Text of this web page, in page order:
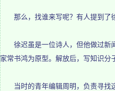
那么，找谁来写呢？有人提到了徐
徐迟虽是一位诗人，但他做过新闻
家常书鸿为原型。解放后，写知识分
当时的青年编辑周明，负责寻找这